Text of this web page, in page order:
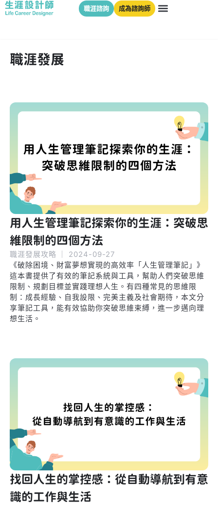
職涯諮詢 成為諮詢師
職涯發展
用人生管理筆記探索你的生涯：突破思
維限制的四個方法
職涯發展攻略
2024-09-27
《破除困境、財富夢想實現的高效率「人生管理筆記」》
這本書提供了有效的筆記系統與工具，幫助人們突破思維
限制、規劃目標並實踐理想人生。有四種常見的思維限
制：成長經驗、自我設限、完美主義及社會期待，本文分
享筆記工具，能有效協助你突破思維束縛，進一步邁向理
想生活。
找回人生的掌控感：從自動導航到有意
識的工作與生活